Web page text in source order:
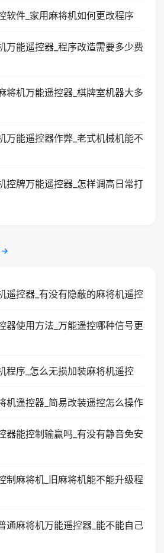
软件_家用麻将机如何更改程序
万能遥控器_程序改造需要多少费
将机万能遥控器_棋牌室机器大多
万能遥控器作弊_老式机械机能不
控牌万能遥控器_怎样调高日常打
→
遥控器_有没有隐蔽的麻将机遥控
器使用方法_万能遥控哪种信号更
程序_怎么无损加装麻将机遥控
机遥控器_简易改装遥控怎么操作
器能控制输赢吗_有没有静音免安
制麻将机_旧麻将机能不能升级程
通麻将机万能遥控器_能不能自己